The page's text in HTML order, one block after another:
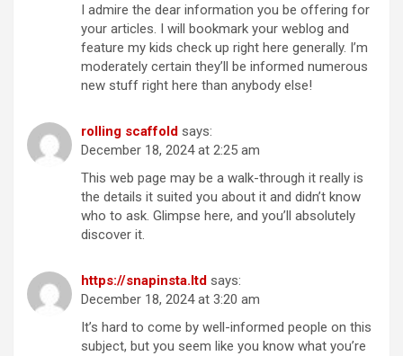
I admire the dear information you be offering for
your articles. I will bookmark your weblog and
feature my kids check up right here generally. I’m
moderately certain they’ll be informed numerous
new stuff right here than anybody else!
rolling scaffold says:
December 18, 2024 at 2:25 am
This web page may be a walk-through it really is
the details it suited you about it and didn’t know
who to ask. Glimpse here, and you’ll absolutely
discover it.
https://snapinsta.ltd says:
December 18, 2024 at 3:20 am
It’s hard to come by well-informed people on this
subject, but you seem like you know what you’re